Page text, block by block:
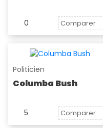
0 Comparer
Politicien
Columba Bush
5 Comparer